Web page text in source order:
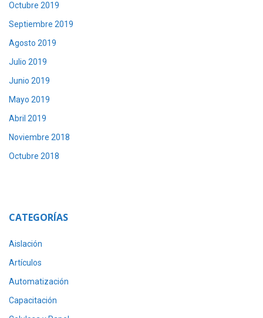
Octubre 2019
Septiembre 2019
Agosto 2019
Julio 2019
Junio 2019
Mayo 2019
Abril 2019
Noviembre 2018
Octubre 2018
CATEGORÍAS
Aislación
Artículos
Automatización
Capacitación